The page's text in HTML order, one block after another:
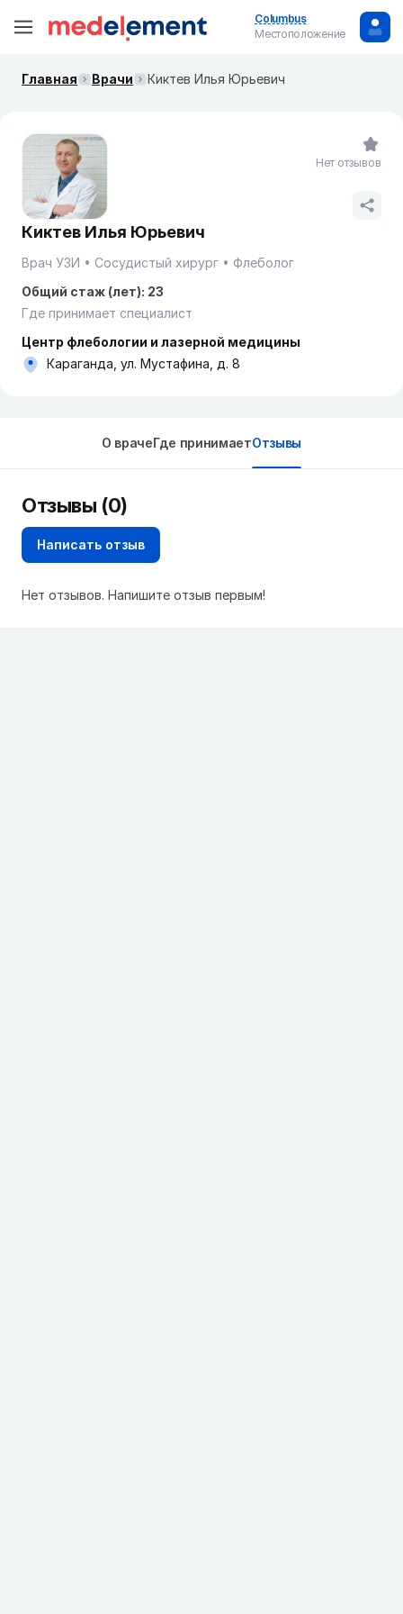
Columbus
Местоположение
Главная Врачи Киктев Илья Юрьевич
Киктев Илья Юрьевич
Врач УЗИ Сосудистый хирург
Флеболог
Общий стаж (лет): 23
Где принимает специалист
Центр флебологии и лазерной медицины
Караганда, ул. Мустафина, д. 8
Нет отзывов
О врачеГде принимаетОтзывы
Отзывы (0)
Написать отзыв
Нет отзывов. Напишите отзыв первым!